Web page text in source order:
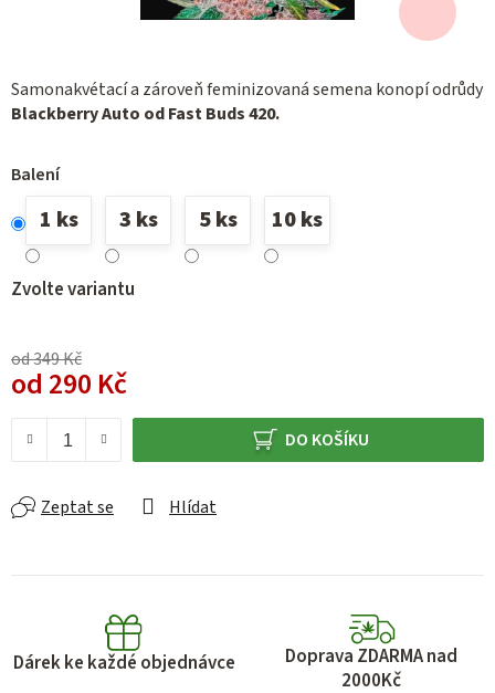
Samonakvétací a zároveň feminizovaná semena konopí odrůdy
Blackberry Auto od Fast Buds 420.
Balení
1 ks 3 ks 5 ks 10 ks
Zvolte variantu
od 349 Kč
od 290 Kč
DO KOŠÍKU
Zeptat se Hlídat
Dárek ke každé objednávce
Doprava ZDARMA nad
2000Kč